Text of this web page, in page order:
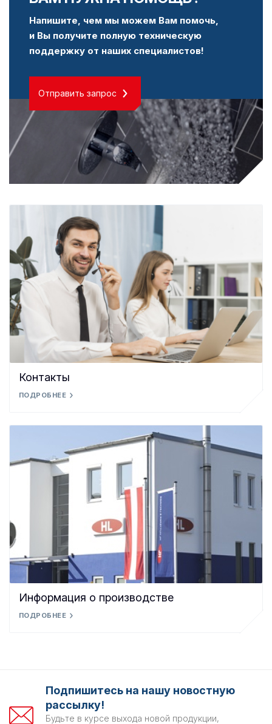
Напишите, чем мы можем Вам помочь,
и Вы получите полную техническую
поддержку от наших специалистов!
Отправить запрос
Контакты
ПОДРОБНЕЕ
Информация о производстве
ПОДРОБНЕЕ
Подпишитесь на нашу новостную
рассылку!
Будьте в курсе выхода новой продукции,